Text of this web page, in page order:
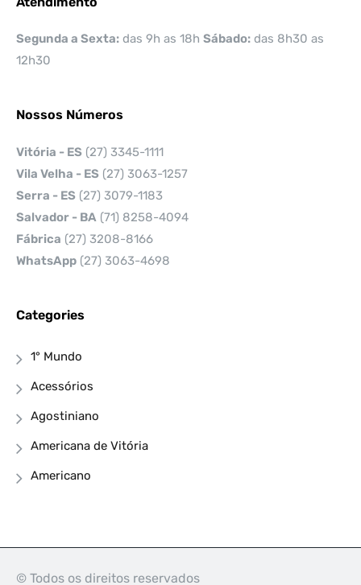
Segunda a Sexta: das 9h as 18h Sábado: das 8h30 as
12h30
Nossos Números
Vitória - ES (27) 3345-1111
Vila Velha - ES (27) 3063-1257
Serra - ES (27) 3079-1183
Salvador - BA (71) 8258-4094
Fábrica (27) 3208-8166
WhatsApp (27) 3063-4698
Categories
1° Mundo
Acessórios
Agostiniano
Americana de Vitória
Americano
© Todos os direitos reservados